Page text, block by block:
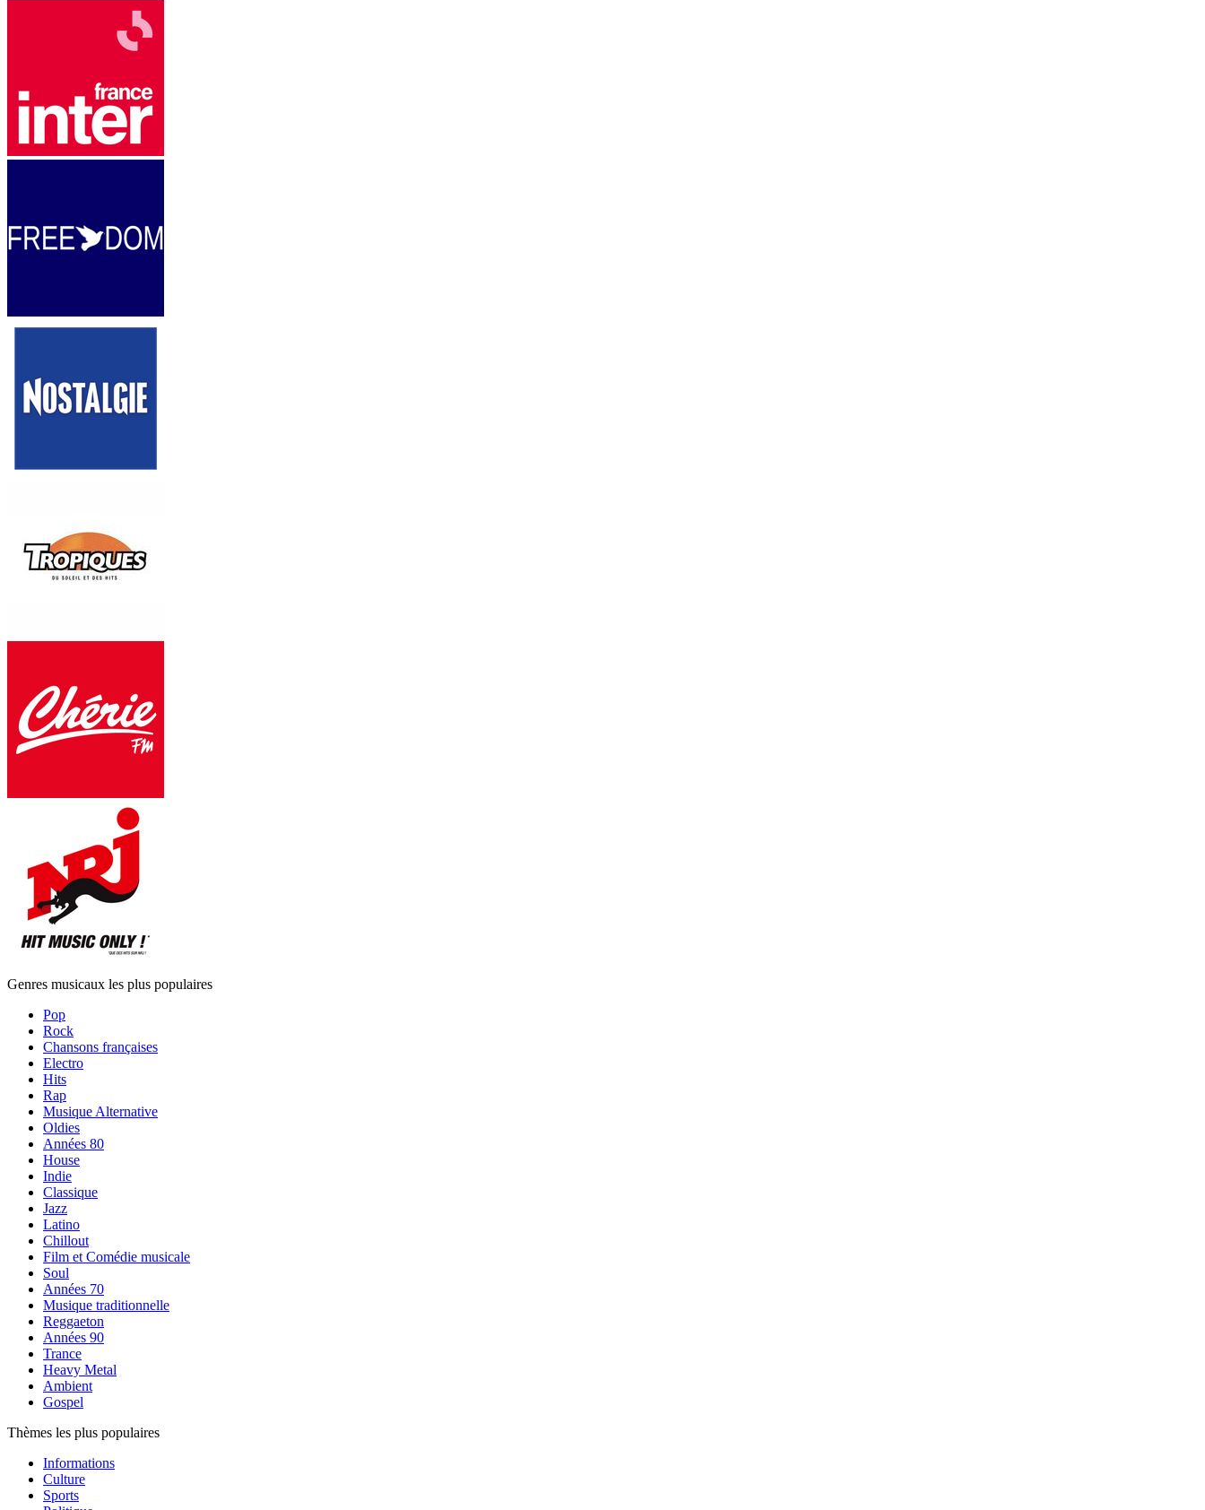
Genres musicaux les plus populaires
Pop
Rock
Chansons françaises
Electro
Hits
Rap
Musique Alternative
Oldies
Années 80
House
Indie
Classique
Jazz
Latino
Chillout
Film et Comédie musicale
Soul
Années 70
Musique traditionnelle
Reggaeton
Années 90
Trance
Heavy Metal
Ambient
Gospel
Thèmes les plus populaires
Informations
Culture
Sports